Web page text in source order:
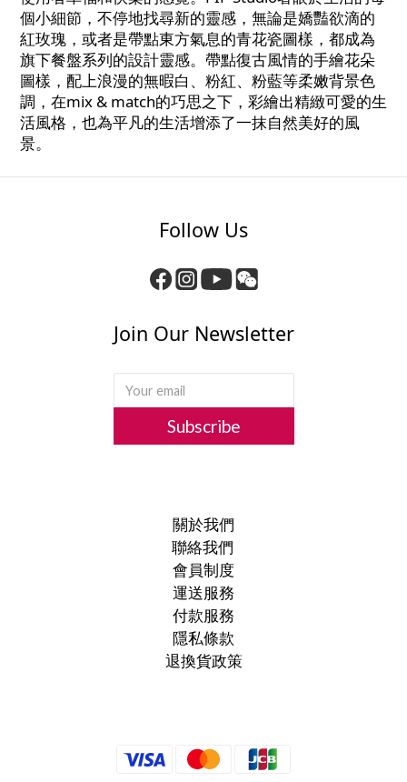
個小細節，不停地找尋新的靈感，無論是嬌豔欲滴的
紅玫瑰，或者是帶點東方氣息的青花瓷圖樣，都成為
旗下餐盤系列的設計靈感。帶點復古風情的手繪花朵
圖樣，配上浪漫的無暇白、粉紅、粉藍等柔嫩背景色
調，在mix & match的巧思之下，彩繪出精緻可愛的生
活風格，也為平凡的生活增添了一抹自然美好的風
景。
Follow Us
Join Our Newsletter
Subscribe
關於我們
聯絡我們
會員制度
運送服務
付款服務
隱私條款
退換貨政策